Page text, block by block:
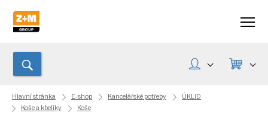
Hlavní stránka E-shop Kancelářské potřeby
ÚKLID
Koše a kbelíky
Koše